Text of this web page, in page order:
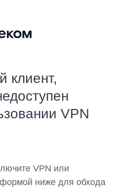
клиент,
VPN
VPN или
формой ниже для обхода